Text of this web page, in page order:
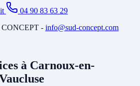
04 90 83 63 29
CONCEPT - info@sud-concept.com
à Carnoux-en-